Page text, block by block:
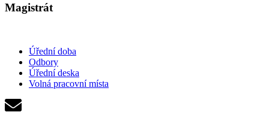
Magistrát
Úřední doba
Odbory
Úřední deska
Volná pracovní místa